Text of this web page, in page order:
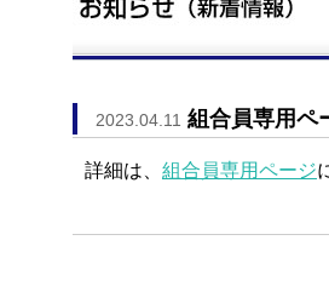
2023.04.11 組合員専用ペ
詳細は、 組合員専用ページ